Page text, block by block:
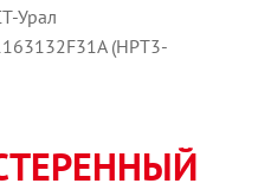
Урал
(HPT3-